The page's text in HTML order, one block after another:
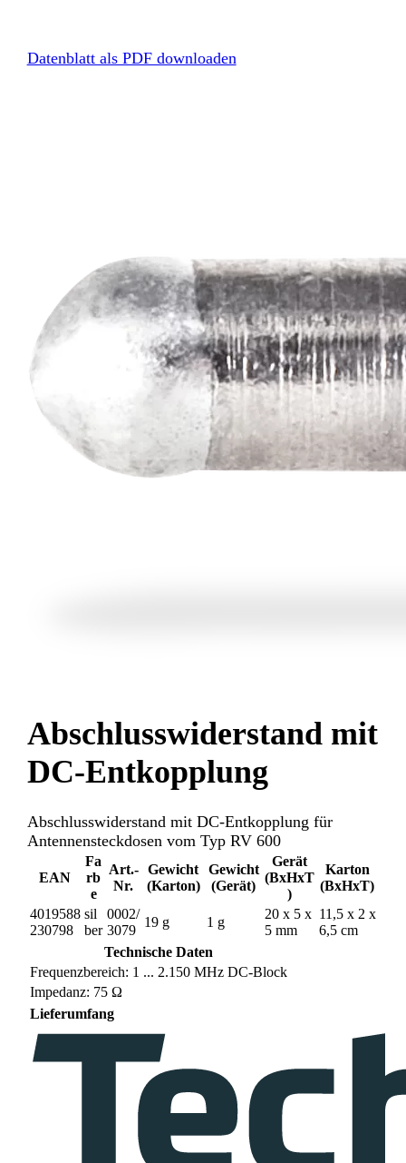
Datenblatt als PDF downloaden
Abschlusswiderstand mit
DC-Entkopplung
Abschlusswiderstand mit DC-Entkopplung für
Antennensteckdosen vom Typ RV 600
EAN
Fa
rb
e
Art.-
Nr.
Gewicht
(Karton)
Gewicht
(Gerät)
Gerät
(BxHxT
)
Karton
(BxHxT)
4019588
230798
sil
ber
0002/
3079
19 g 1 g
20 x 5 x
5 mm
11,5 x 2 x
6,5 cm
Technische Daten
Frequenzbereich: 1 ... 2.150 MHz DC-Block
Impedanz: 75 Ω
Lieferumfang